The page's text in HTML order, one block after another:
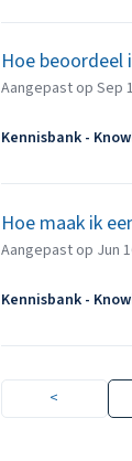
Hoe beoordeel
Aangepast op Sep
Kennisbank -
Hoe maak ik
Aangepast op Jun
Kennisbank -
<